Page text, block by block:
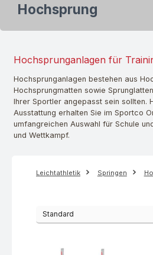
Hochsprung
Hochsprunganlagen für
Hochsprunganlagen bestehen aus
Hochsprungmatten sowie
Ihrer Sportler angepasst sein sollten.
Ausstattung erhalten Sie im Sportco
umfangreichen Auswahl für Schule
und Wettkampf.
Leichtathletik Springen